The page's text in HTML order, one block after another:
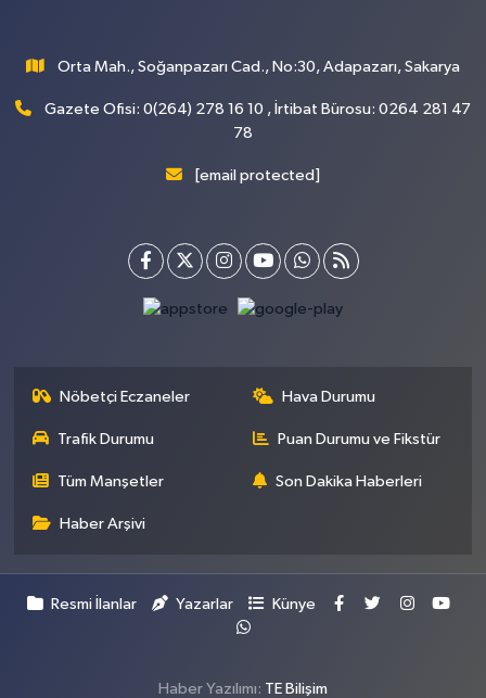
Orta Mah., Soğanpazarı Cad., No:30, Adapazarı, Sakarya
Gazete Ofisi: 0(264) 278 16 10 , İrtibat Bürosu: 0264 281 47
78
[email protected]
Nöbetçi Eczaneler Hava Durumu
Trafik Durumu Puan Durumu ve Fikstür
Tüm Manşetler Son Dakika Haberleri
Haber Arşivi
Resmi İlanlar Yazarlar Künye
Haber Yazılımı: TE Bilişim